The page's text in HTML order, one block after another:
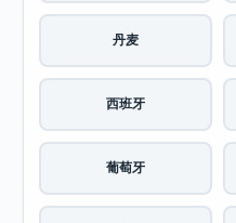
丹麦
西班牙
葡萄牙